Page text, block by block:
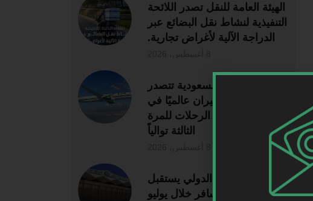
الهيئة العامة للنقل تصدر اللائحة
التنفيذية لنشاط نقل البضائع عبر
الدراجة الآلية لأغراض تجارية.
الخطوط السعودية تتصدر
شركات الطيران عالميًا في
انضباط مواعيد الرحلات للمرة
الثالثة توالياً
مطار دمشق الدولي يستقبل
243 ألف مسافر خلال يوليو